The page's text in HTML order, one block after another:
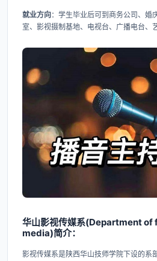
就业方向：学生毕业后可到商务公司、婚
室、影视摄制基地、电视台、广播电台、
华山影视传媒系(Department
media)简介：
影视传媒系是陕西华山技师学院下设的系